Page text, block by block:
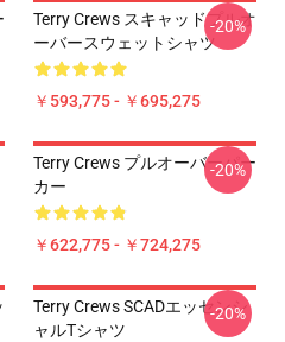
Terry Crews スキャッドプルオ
ーバースウェットシャツ
￥593,775 - ￥695,275
-20%
Terry Crews プルオーバーパー
カー
￥622,775 - ￥724,275
-20%
Terry Crews SCADエッセンシ
ャルTシャツ
-20%